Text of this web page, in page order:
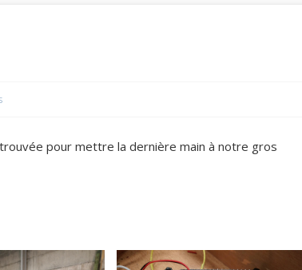
pour mettre la dernière main à notre gros